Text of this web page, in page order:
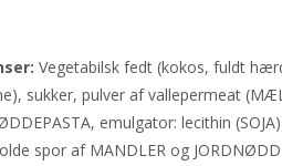
Vegetabilsk fedt (kokos, fuldt
sukker, pulver af vallepermeat
emulgator: lecithin
spor af MANDLER og